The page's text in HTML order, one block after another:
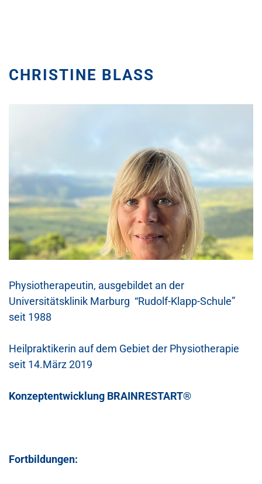
CHRISTINE BLASS
Physiotherapeutin, ausgebildet an der
Universitätsklinik Marburg “Rudolf-Klapp-Schule”
seit 1988
Heilpraktikerin auf dem Gebiet der Physiotherapie
seit 14.März 2019
Konzeptentwicklung BRAINRESTART®
Fortbildungen: